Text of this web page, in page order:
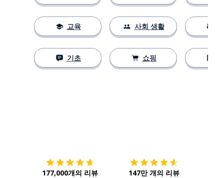
교육
기초
사회 생활
쇼핑
177,000개의 리뷰 147만 개의 리뷰